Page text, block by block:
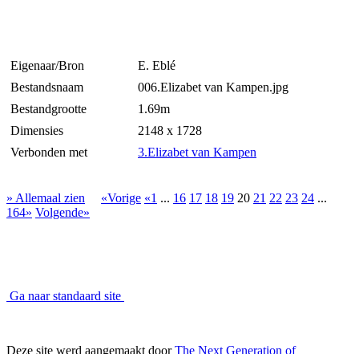
Eigenaar/Bron
E. Eblé
Bestandsnaam
006.Elizabet van Kampen.jpg
Bestandgrootte
1.69m
Dimensies
2148 x 1728
Verbonden met
3.Elizabet van Kampen
» Allemaal zien «Vorige «1 ... 16 17 18 19 20 21 22 23 24 ...
164» Volgende»
Ga naar standaard site
Deze site werd aangemaakt doorThe Next Generation of